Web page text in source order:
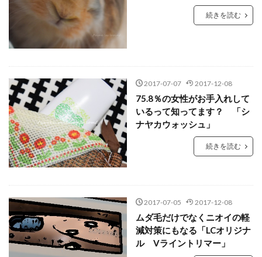
続きを読む
2017-07-07 2017-12-08
75.8％の女性がお手入れして
いるって知ってます？ 「シ
ナヤカウォッシュ」
続きを読む
2017-07-05 2017-12-08
ムダ毛だけでなくニオイの軽
減対策にもなる「LCオリジナ
ル Vライントリマー」